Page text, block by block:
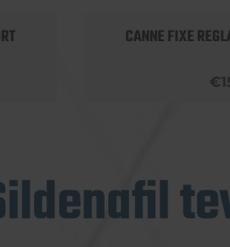
CANNE FIXE